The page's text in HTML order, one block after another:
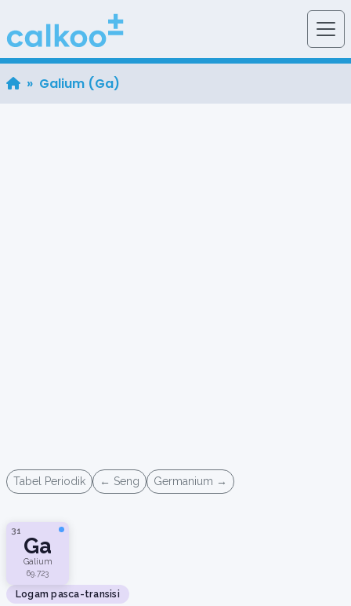
» Galium (Ga)
Tabel Periodik ← Seng Germanium →
31
Ga
Galium
69.723
Logam pasca-transisi